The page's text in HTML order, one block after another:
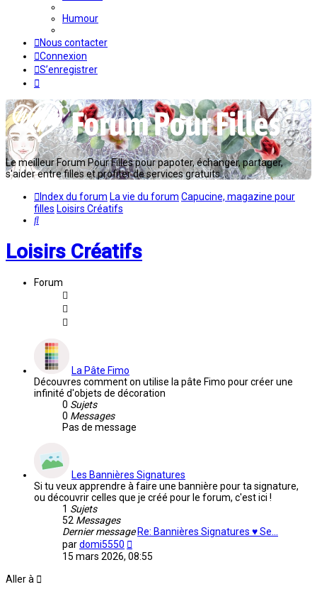
Humour
Nous contacter
Connexion
S’enregistrer
Le meilleur Forum Pour Filles pour papoter, échanger, partager,
s'aider entre filles et profiter de services gratuits...
Index du forum La vie du forum Capucine, magazine pour
filles Loisirs Créatifs
Rechercher
Loisirs Créatifs
Forum
La Pâte Fimo
Découvres comment on utilise la pâte Fimo pour créer une
infinité d'objets de décoration
0 Sujets
0 Messages
Pas de message
Les Bannières Signatures
Si tu veux apprendre à faire une bannière pour ta signature,
ou découvrir celles que je créé pour le forum, c'est ici !
1 Sujets
52 Messages
Dernier messageRe: Bannières Signatures ♥ Se…
pardomi5550
le
15 mars 2026, 08:55
Aller à